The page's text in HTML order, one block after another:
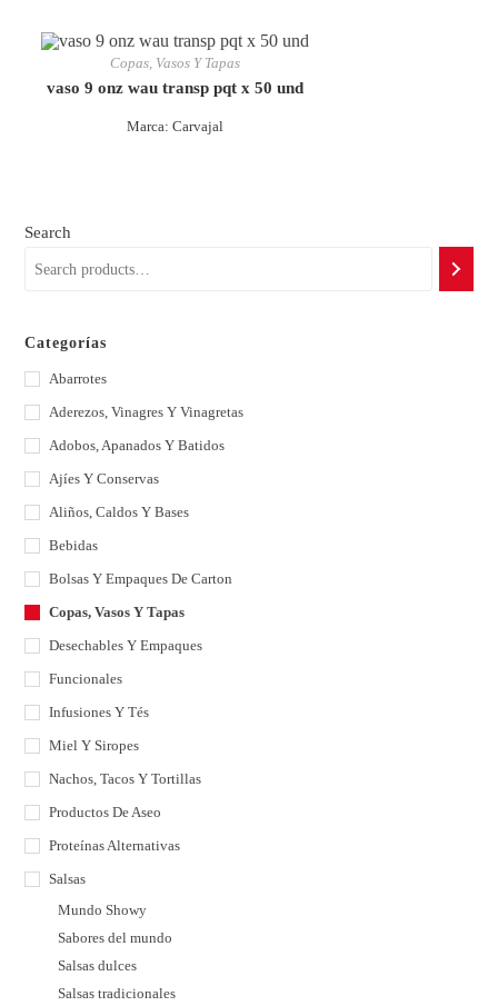
Marca: Carvajal
Copas, Vasos Y Tapas
vaso 9 onz wau transp pqt x 50 und
Search
Categorías
Abarrotes
Aderezos, Vinagres Y Vinagretas
Adobos, Apanados Y Batidos
Ajíes Y Conservas
Aliños, Caldos Y Bases
Bebidas
Bolsas Y Empaques De Carton
Copas, Vasos Y Tapas
Desechables Y Empaques
Funcionales
Infusiones Y Tés
Miel Y Siropes
Nachos, Tacos Y Tortillas
Productos De Aseo
Proteínas Alternativas
Salsas
Mundo Showy
Sabores del mundo
Salsas dulces
Salsas tradicionales